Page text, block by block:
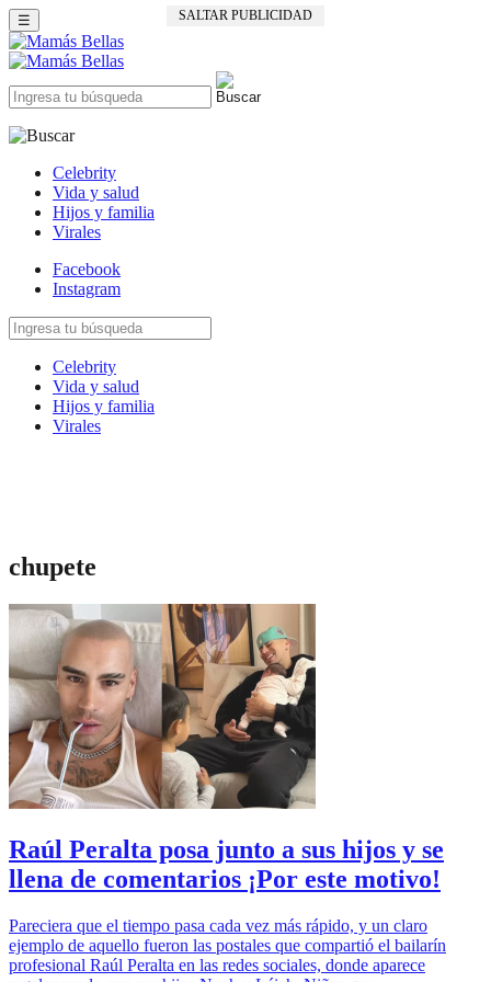
SALTAR PUBLICIDAD
☰
Celebrity
Vida y salud
Hijos y familia
Virales
Facebook
Instagram
Celebrity
Vida y salud
Hijos y familia
Virales
chupete
Raúl Peralta posa junto a sus hijos y se
llena de comentarios ¡Por este motivo!
Pareciera que el tiempo pasa cada vez más rápido, y un claro
ejemplo de aquello fueron las postales que compartió el bailarín
profesional Raúl Peralta en las redes sociales, donde aparece